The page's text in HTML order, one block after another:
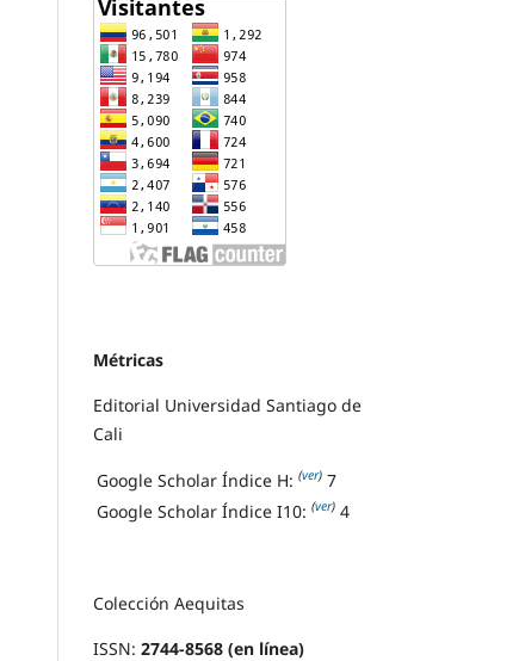
Métricas
Editorial Universidad Santiago de
Cali
Google Scholar Índice H: (ver) 7
Google Scholar Índice I10: (ver) 4
Colección Aequitas
ISSN: 2744-8568 (en línea)